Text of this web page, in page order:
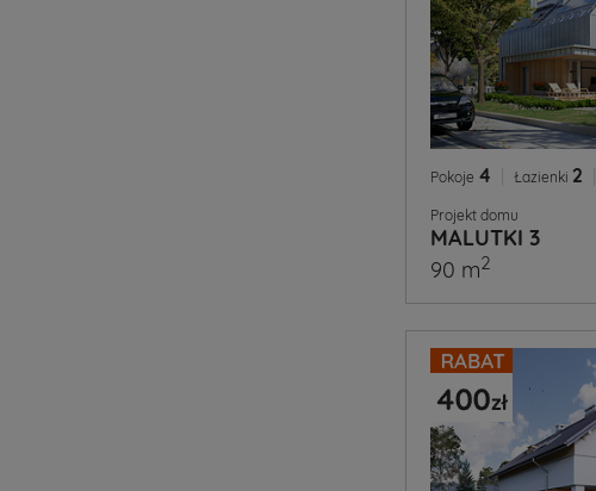
Pokoje 4 Łazienki 2
Projekt domu
MALUTKI 3
90 m2